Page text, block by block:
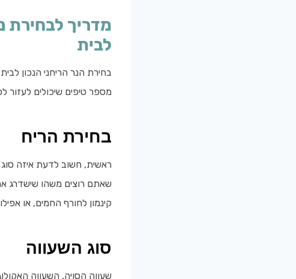
מדריך לבחירת
לבית
בחירת הנר הריחני הנכון
מספר טיפים שיכולים
בחירת הריח
ראשית, חשוב לדעת איזה
שאתם רוצים משהו שישדרג
קינמון לחורף החמים, או
סוג השעווה
שעווה הסויה, השעווה